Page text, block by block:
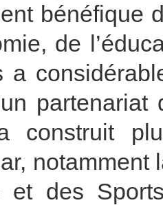
bénéfique
de
a
partenariat
construit
et des